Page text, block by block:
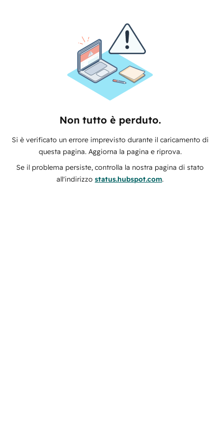
Non tutto è perduto.
Si è verificato un errore imprevisto durante il caricamento di
questa pagina. Aggiorna la pagina e riprova.
Se il problema persiste, controlla la nostra pagina di stato
all'indirizzo status.hubspot.com.